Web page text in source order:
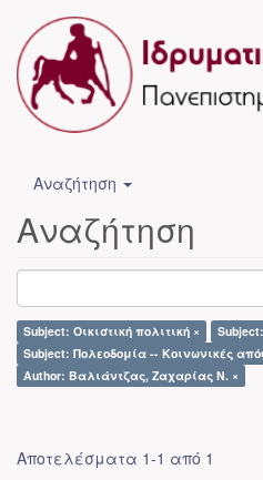
Αναζήτηση
Αναζήτηση
Subject: Οικιστική πολιτική ×
Subject: Πολεοδομία -- Κοινωνικές
Author: Βαλιάντζας, Ζαχαρίας Ν. ×
Αποτελέσματα 1-1 από 1